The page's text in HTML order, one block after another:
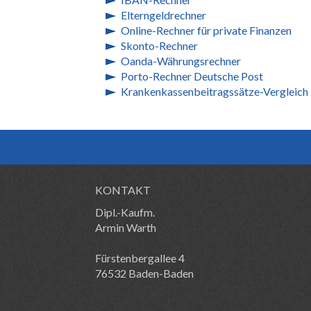
Elterngeldrechner
Online-Rechner für private Finanzen
Skonto-Rechner
Oanda-Währungsrechner
Porto-Rechner Deutsche Post
Krankenkassenbeitragssätze-Vergleich
KONTAKT
Dipl.-Kaufm.
Armin Warth
Fürstenbergallee 4
76532 Baden-Baden